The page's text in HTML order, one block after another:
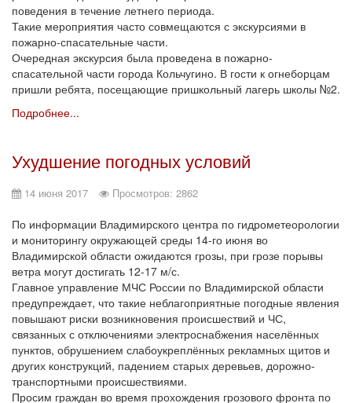
поведения в течение летнего периода.
Такие мероприятия часто совмещаются с экскурсиями в
пожарно-спасательные части.
Очередная экскурсия была проведена в пожарно-
спасательной части города Кольчугино. В гости к огнеборцам
пришли ребята, посещающие пришкольный лагерь школы №2.
Подробнее...
Ухудшение погодных условий
14 июня 2017 Просмотров: 2862
По информации Владимирского центра по гидрометеорологии
и мониторингу окружающей среды 14-го июня во
Владимирской области ожидаются грозы, при грозе порывы
ветра могут достигать 12-17 м/с.
Главное управление МЧС России по Владимирской области
предупреждает, что такие неблагоприятные погодные явления
повышают риски возникновения происшествий и ЧС,
связанных с отключениями электроснабжения населённых
пунктов, обрушением слабоукреплённых рекламных щитов и
других конструкций, падением старых деревьев, дорожно-
транспортными происшествиями.
Просим граждан во время прохождения грозового фронта по